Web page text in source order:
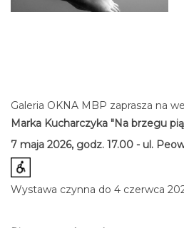
Galeria OKNA MBP zaprasza na
Marka Kucharczyka "Na brzegu
7 maja 2026, godz. 17.00 - ul.
Wystawa czynna do 4 czerwca